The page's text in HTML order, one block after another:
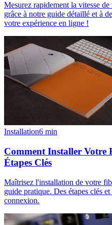
Mesurez rapidement la vitesse
grâce à notre guide détaillé et à
votre expérience en ligne !
Installation6 min
Comment Installer Votre
Étapes Clés
Maîtrisez l'installation de votre
guide pratique. Des étapes clés
connexion.